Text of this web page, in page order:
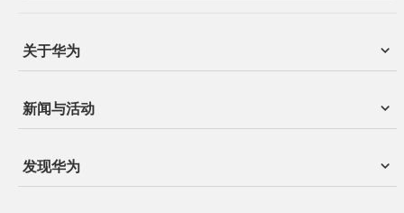
关于华为
新闻与活动
发现华为